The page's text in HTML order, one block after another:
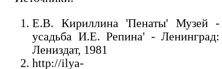
Е.В. Кириллина 'Пенаты' Музей -
усадьба И.Е. Репина' - Ленинград:
Лениздат, 1981
http://ilya-